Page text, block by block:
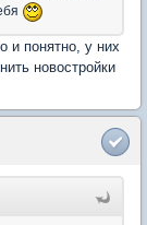
и понятно, у них
новостройки